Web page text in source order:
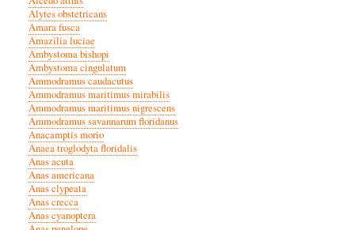
Alytes obstetricans
Amara fusca
Amazilia luciae
Ambystoma bishopi
Ambystoma cingulatum
Ammodramus caudacutus
Ammodramus maritimus mirabilis
Ammodramus maritimus nigrescens
Ammodramus savannarum floridanus
Anacamptis morio
Anaea troglodyta floridalis
Anas acuta
Anas americana
Anas clypeata
Anas crecca
Anas cyanoptera